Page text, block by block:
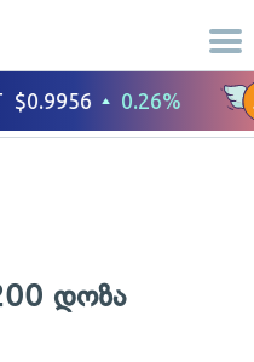
დოზა